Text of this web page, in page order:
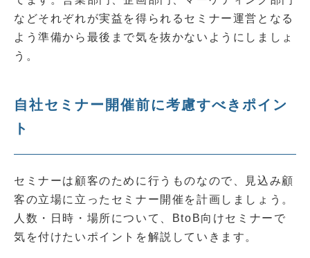
などそれぞれが実益を得られるセミナー運営となる
よう準備から最後まで気を抜かないようにしましょ
う。
自社セミナー開催前に考慮すべきポイン
ト
セミナーは顧客のために行うものなので、見込み顧
客の立場に立ったセミナー開催を計画しましょう。
人数・日時・場所について、BtoB向けセミナーで
気を付けたいポイントを解説していきます。